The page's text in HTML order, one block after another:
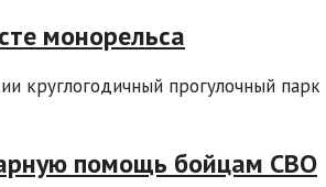
монорельса
круглогодичный прогулочный парк
помощь бойцам СВО